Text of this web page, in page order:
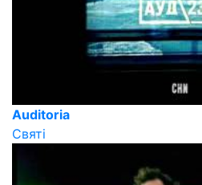
Auditoria
Святі